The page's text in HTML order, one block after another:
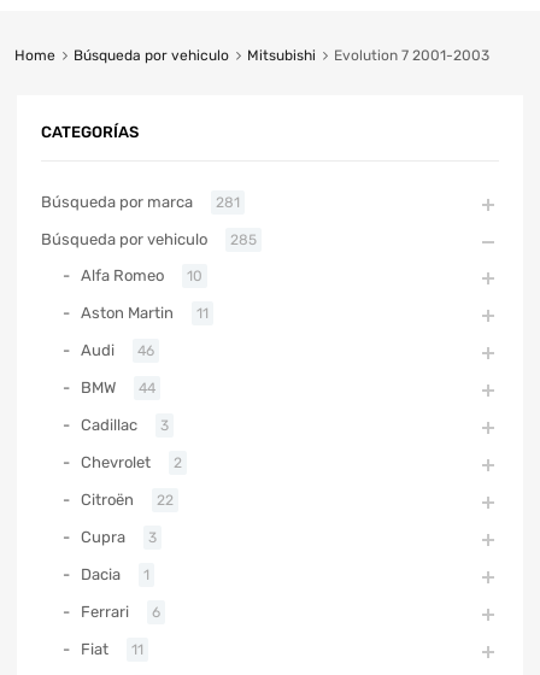
Home Búsqueda por vehiculo Mitsubishi Evolution 7 2001-2003
CATEGORÍAS
Búsqueda por marca 281
Búsqueda por vehiculo 285
Alfa Romeo 10
Aston Martin 11
Audi 46
BMW 44
Cadillac 3
Chevrolet 2
Citroën 22
Cupra 3
Dacia 1
Ferrari 6
Fiat 11